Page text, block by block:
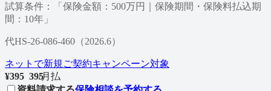
試算条件：「保険金額：500万円｜保険期間・保険料払込期
間：10年」
代HS-26-086-460（2026.6）
ネットで新規ご契約キャンペーン対象
¥395 395
/月払